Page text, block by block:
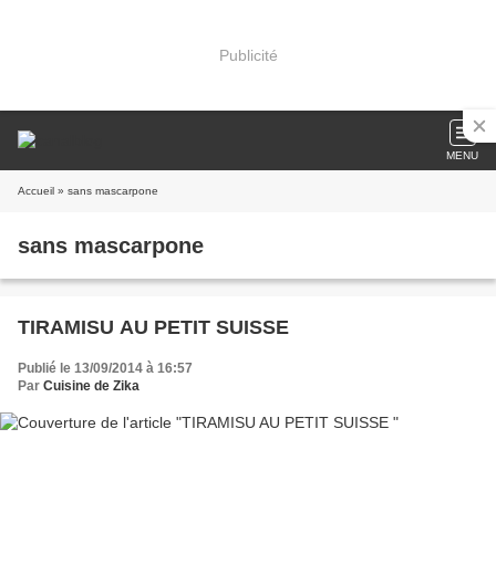
Publicité
MENU
Accueil » sans mascarpone
sans mascarpone
TIRAMISU AU PETIT SUISSE
Publié le 13/09/2014 à 16:57
Par Cuisine de Zika